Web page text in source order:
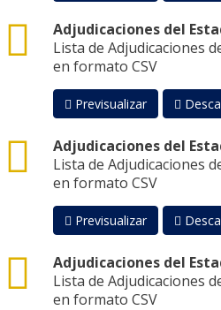
Adjudicaciones del
csv
Lista de Adjudicaciones
en formato CSV
Previsualizar
Adjudicaciones del
csv
Lista de Adjudicaciones
en formato CSV
Previsualizar
Adjudicaciones del
csv
Lista de Adjudicaciones
en formato CSV